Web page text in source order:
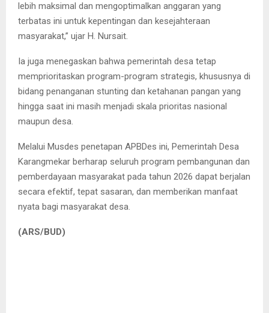
lebih maksimal dan mengoptimalkan anggaran yang
terbatas ini untuk kepentingan dan kesejahteraan
masyarakat,” ujar H. Nursait.
Ia juga menegaskan bahwa pemerintah desa tetap
memprioritaskan program-program strategis, khususnya di
bidang penanganan stunting dan ketahanan pangan yang
hingga saat ini masih menjadi skala prioritas nasional
maupun desa.
Melalui Musdes penetapan APBDes ini, Pemerintah Desa
Karangmekar berharap seluruh program pembangunan dan
pemberdayaan masyarakat pada tahun 2026 dapat berjalan
secara efektif, tepat sasaran, dan memberikan manfaat
nyata bagi masyarakat desa.
(ARS/BUD)